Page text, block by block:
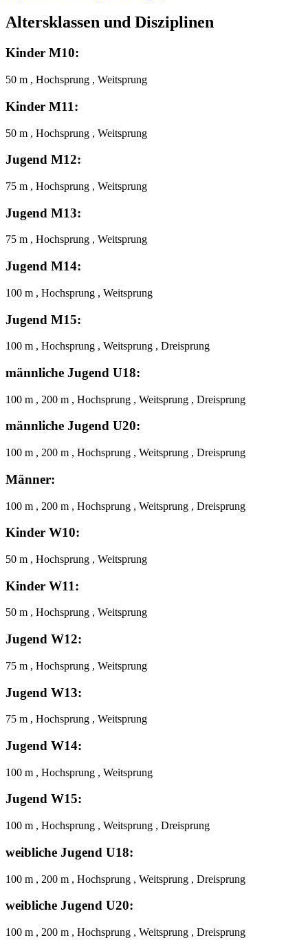
Altersklassen und Disziplinen
Kinder M10:
50 m , Hochsprung , Weitsprung
Kinder M11:
50 m , Hochsprung , Weitsprung
Jugend M12:
75 m , Hochsprung , Weitsprung
Jugend M13:
75 m , Hochsprung , Weitsprung
Jugend M14:
100 m , Hochsprung , Weitsprung
Jugend M15:
100 m , Hochsprung , Weitsprung , Dreisprung
männliche Jugend U18:
100 m , 200 m , Hochsprung , Weitsprung , Dreisprung
männliche Jugend U20:
100 m , 200 m , Hochsprung , Weitsprung , Dreisprung
Männer:
100 m , 200 m , Hochsprung , Weitsprung , Dreisprung
Kinder W10:
50 m , Hochsprung , Weitsprung
Kinder W11:
50 m , Hochsprung , Weitsprung
Jugend W12:
75 m , Hochsprung , Weitsprung
Jugend W13:
75 m , Hochsprung , Weitsprung
Jugend W14:
100 m , Hochsprung , Weitsprung
Jugend W15:
100 m , Hochsprung , Weitsprung , Dreisprung
weibliche Jugend U18:
100 m , 200 m , Hochsprung , Weitsprung , Dreisprung
weibliche Jugend U20:
100 m , 200 m , Hochsprung , Weitsprung , Dreisprung